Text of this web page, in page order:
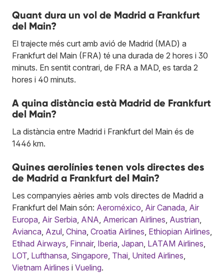
Quant dura un vol de Madrid a Frankfurt
del Main?
El trajecte més curt amb avió de Madrid (MAD) a
Frankfurt del Main (FRA) té una durada de 2 hores i 30
minuts. En sentit contrari, de FRA a MAD, es tarda 2
hores i 40 minuts.
A quina distància està Madrid de Frankfurt
del Main?
La distància entre Madrid i Frankfurt del Main és de
1446 km.
Quines aerolínies tenen vols directes des
de Madrid a Frankfurt del Main?
Les companyies aèries amb vols directes de Madrid a
Frankfurt del Main són: Aeroméxico Air Canada Air
Europa Air Serbia ANA American Airlines Austrian
Avianca Azul China Croatia Airlines Ethiopian Airlines
Etihad Airways Finnair, Iberia Japan LATAM Airlines
LOT Lufthansa Singapore Thai United Airlines
Vietnam Airlines i Vueling.